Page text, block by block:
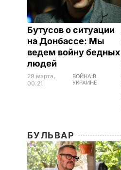
Бутусов о ситуации
на Донбассе: Мы
ведем войну бедных
людей
29 марта,
00.21
ВОЙНА В
УКРАИНЕ
БУЛЬВАР